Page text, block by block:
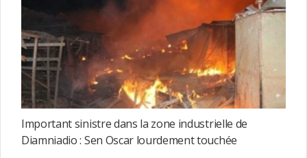
Important sinistre dans la zone industrielle de
Diamniadio : Sen Oscar lourdement touchée